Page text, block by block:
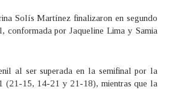
Solís Martínez finalizaron en segundo
por Jaqueline Lima y Samia
al ser superada en la semifinal por la
(21-15, 14-21 y 21-18), mientras que la